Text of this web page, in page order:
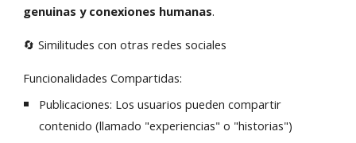
genuinas y conexiones humanas.
🔄 Similitudes con otras redes sociales
Funcionalidades Compartidas:
Publicaciones: Los usuarios pueden compartir
contenido (llamado "experiencias" o "historias")